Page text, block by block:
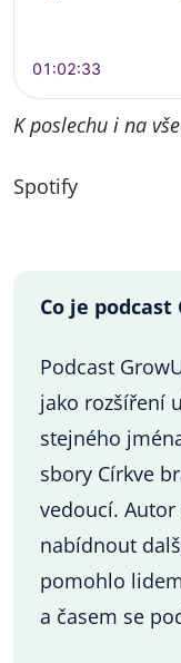
K poslechu i na
Spotify
Co je
Podcast
jako rozšíření
stejného
sbory Církve
vedoucí.
nabídnout
pomohlo
a časem se